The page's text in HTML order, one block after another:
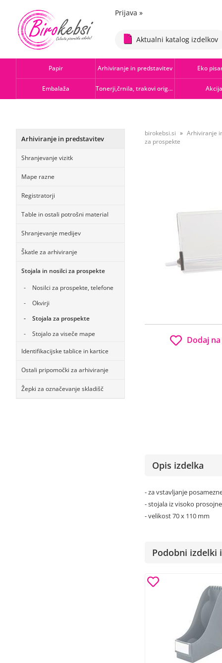
Prijava »
Aktualni katalog izdelkov
Papir Arhiviranje in predstavitev Eko
Embalaža Tonerji,črnila, trakovi orig.-rec. Akcija
Arhiviranje in predstavitev
Shranjevanje vizitk
Mape razne
Registratorji
Table in ostali potrošni material
Shranjevanje medijev
Škatle za arhiviranje
Stojala in nosilci za prospekte
Nosilci za prospekte, telefone
Okvirji
Stojala za prospekte
Stojalo za viseče mape
Identifikacijske tablice in kartice
Ostali pripomočki za arhiviranje
Žepki za označevanje skladišč
birokebsi.si
Arhiviranje
za prospekte
Dodaj
Opis izdelka
- za vstavljanje
- stojala iz visoko
- velikost 70 x 110 mm
Podobni izdelki